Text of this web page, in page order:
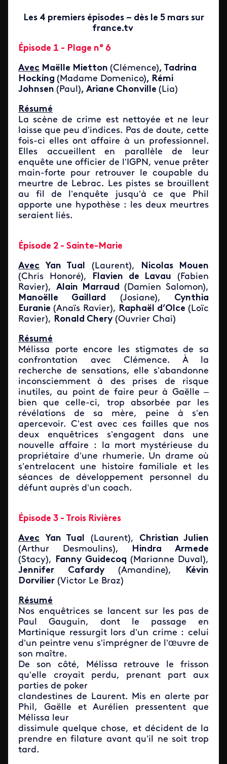
Les 4 premiers épisodes – dès le 5 mars sur
france.tv
Épisode 1 - Plage n° 6
Avec Maëlle Mietton (Clémence), Tadrina
Hocking (Madame Domenico), Rémi
Johnsen (Paul), Ariane Chonville (Lia)
Résumé
La scène de crime est nettoyée et ne leur
laisse que peu d’indices. Pas de doute, cette
fois-ci elles ont affaire à un professionnel.
Elles accueillent en parallèle de leur
enquête une officier de l’IGPN, venue prêter
main-forte pour retrouver le coupable du
meurtre de Lebrac. Les pistes se brouillent
au fil de l’enquête jusqu’à ce que Phil
apporte une hypothèse : les deux meurtres
seraient liés.
Épisode 2 - Sainte-Marie
Avec Yan Tual (Laurent),
Nicolas Mouen
(Chris Honoré),
Flavien de Lavau (Fabien
Ravier), Alain Marraud (Damien Salomon),
Manoëlle Gaillard
(Josiane), Cynthia
Euranie (Anaïs Ravier), Raphaël d’Olce (Loïc
Ravier), Ronald Chery(Ouvrier Chai)
Résumé
Mélissa porte encore les stigmates de sa
confrontation avec Clémence. À la
recherche de sensations, elle s’abandonne
inconsciemment à des prises de risque
inutiles, au point de faire peur à Gaëlle –
bien que celle-ci, trop absorbée par les
révélations de sa mère, peine à s’en
apercevoir. C’est avec ces failles que nos
deux enquêtrices s’engagent dans une
nouvelle affaire : la mort mystérieuse du
propriétaire d’une rhumerie. Un drame où
s’entrelacent une histoire familiale et les
séances de développement personnel du
défunt auprès d’un coach.
Épisode 3 - Trois Rivières
Avec Yan Tual (Laurent), Christian Julien
(Arthur Desmoulins),
Hindra Armede
(Stacy),
Fanny Guidecoq (Marianne Duval),
Jennifer Cafardy(Amandine),
Kévin
Dorvilier (Victor Le Braz)
Résumé
Nos enquêtrices se lancent sur les pas de
Paul Gauguin, dont le passage en
Martinique ressurgit lors d’un crime : celui
d’un peintre venu s’imprégner de l’œuvre de
son maître.
De son côté, Mélissa retrouve le frisson
qu’elle croyait perdu, prenant part aux
parties de poker
clandestines de Laurent. Mis en alerte par
Phil, Gaëlle et Aurélien pressentent que
Mélissa leur
dissimule quelque chose, et décident de la
prendre en filature avant qu’il ne soit trop
tard.